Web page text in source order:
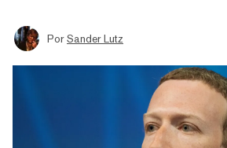
Por Sander Lutz